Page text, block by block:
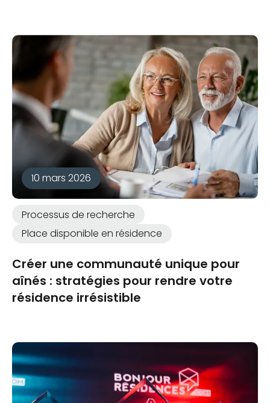
10 mars 2026
Processus de recherche
Place disponible en résidence
Créer une communauté unique pour
aînés : stratégies pour rendre votre
résidence irrésistible